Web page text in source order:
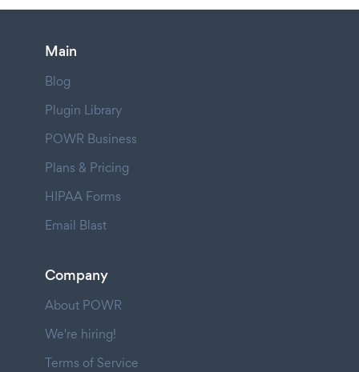
Main
Blog
Plugin Library
POWR Business
Plans & Pricing
HIPAA Forms
Email Blast
Company
About POWR
We're hiring!
Terms of Service